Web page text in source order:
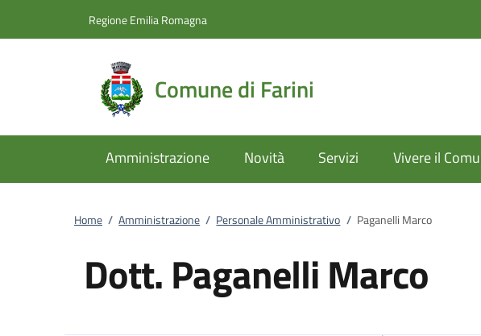
Regione Emilia Romagna
Comune di Farini
Amministrazione Novità Servizi Vivere il
Home / Amministrazione / Personale Amministrativo / Paganelli Marco
Dott. Paganelli Marco